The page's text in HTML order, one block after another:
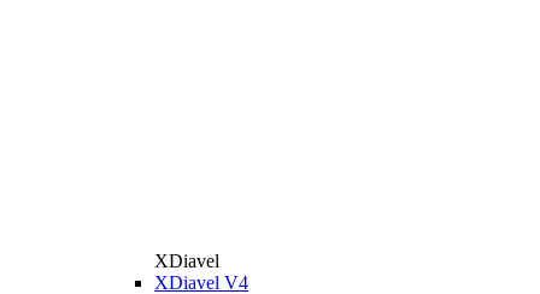
XDiavel
XDiavel V4